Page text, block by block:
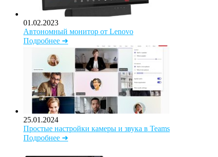
01.02.2023
Автономный монитор от Lenovo
Подробнее ➜
25.01.2024
Простые настройки камеры и звука в Teams
Подробнее ➜